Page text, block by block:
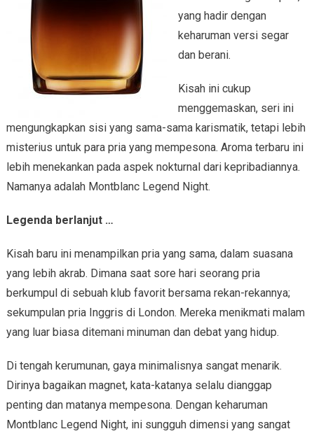
yang hadir dengan
keharuman versi segar
dan berani.
Kisah ini cukup
menggemaskan, seri ini
mengungkapkan sisi yang sama-sama karismatik, tetapi lebih
misterius untuk para pria yang mempesona. Aroma terbaru ini
lebih menekankan pada aspek nokturnal dari kepribadiannya.
Namanya adalah Montblanc Legend Night.
Legenda berlanjut …
Kisah baru ini menampilkan pria yang sama, dalam suasana
yang lebih akrab. Dimana saat sore hari seorang pria
berkumpul di sebuah klub favorit bersama rekan-rekannya;
sekumpulan pria Inggris di London. Mereka menikmati malam
yang luar biasa ditemani minuman dan debat yang hidup.
Di tengah kerumunan, gaya minimalisnya sangat menarik.
Dirinya bagaikan magnet, kata-katanya selalu dianggap
penting dan matanya mempesona. Dengan keharuman
Montblanc Legend Night, ini sungguh dimensi yang sangat